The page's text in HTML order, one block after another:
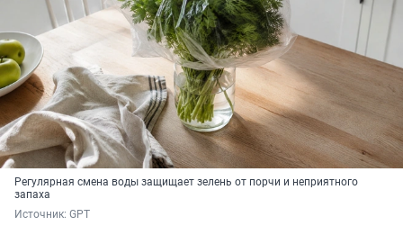
Регулярная смена воды защищает зелень от порчи и неприятного
запаха
Источник: GPT